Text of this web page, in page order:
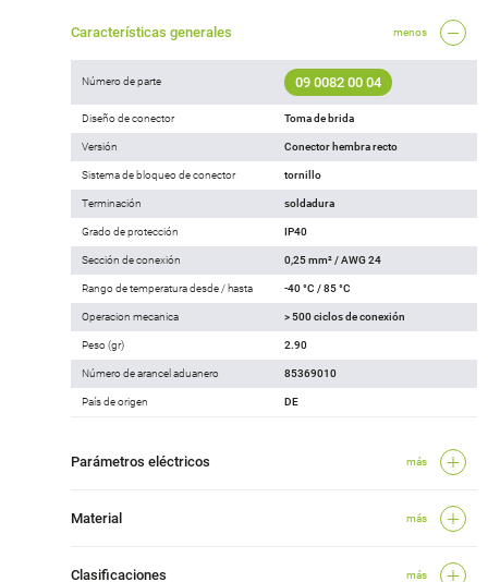
Características generales menos
Número de parte 09 0082 00 04
Diseño de conector Toma de brida
Versión Conector hembra recto
Sistema de bloqueo de conector tornillo
Terminación soldadura
Grado de protección IP40
Sección de conexión 0,25 mm² / AWG 24
Rango de temperatura desde / hasta -40 °C / 85 °C
Operacion mecanica > 500 ciclos de conexión
Peso (gr) 2.90
Número de arancel aduanero 85369010
País de origen DE
Parámetros eléctricos más
Material más
Clasificaciones más